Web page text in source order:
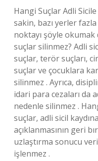
Hangi Suçlar Adli
sakin, bazı yerler
noktayı şöyle
suçlar silinmez? Adli
suçlar, terör suçları,
suçlar ve çocuklara
silinmez . Ayrıca,
idari para cezaları da
nedenle silinmez .
suçlar, adli sicil
açıklanmasının geri
uzlaştırma sonucu
işlenmez .